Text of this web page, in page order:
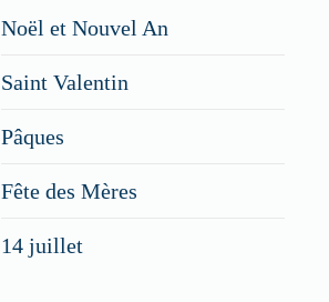
figurer
vos
spéciaux
dans
Noël et Nouvel An
Saint Valentin
Pâques
Fête des Mères
14 juillet